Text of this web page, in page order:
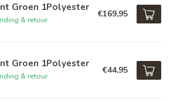
Groen 1Polyester
& retour
€169,95
Groen 1Polyester
& retour
€44,95